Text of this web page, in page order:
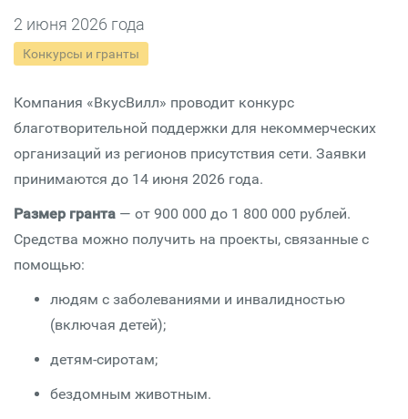
2 июня 2026 года
Конкурсы и гранты
Компания «ВкусВилл» проводит конкурс
благотворительной поддержки для некоммерческих
организаций из регионов присутствия сети. Заявки
принимаются до 14 июня 2026 года.
Размер гранта — от 900 000 до 1 800 000 рублей.
Средства можно получить на проекты, связанные с
помощью:
людям с заболеваниями и инвалидностью
(включая детей);
детям-сиротам;
бездомным животным.